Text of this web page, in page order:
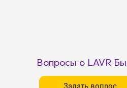
Вопросы о LAVR